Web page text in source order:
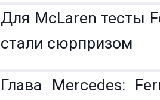
Для McLaren тесты
стали сюрпризом
Глава Mercedes: